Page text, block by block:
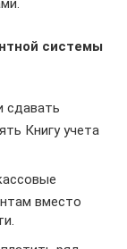
системы
сдавать
Книгу учета
вместо